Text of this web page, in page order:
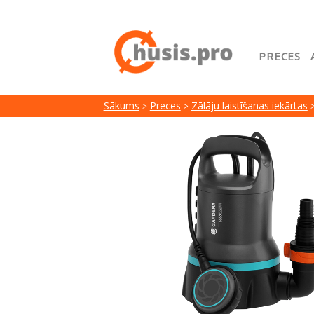
PRECES
Google
Preču
Serviss
Sākums Preces Zālāju laistīšanas iekārtas